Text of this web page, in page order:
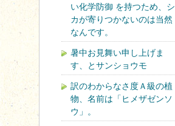
い化学防御 を持つため、シ
カが寄りつかないのは当然
なんです。
暑中お見舞い申し上げま
す、とサンショウモ
訳のわからなさ度Ａ級の植
物、名前は「ヒメザゼンソ
ウ」。